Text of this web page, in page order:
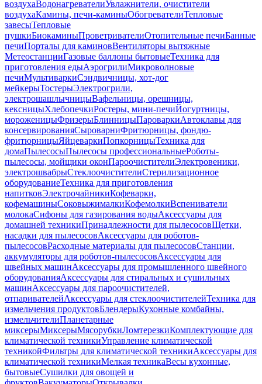
воздухаВодонагревателиУвлажнители, очистители
воздухаКамины, печи-каминыОбогревателиТепловые
завесыТепловые
пушкиБиокаминыПроветривателиОтопительные печиБанные
печиПорталы для каминовВентиляторы вытяжные
МетеостанцииГазовые баллоны бытовыеТехника для
приготовления едыАэрогрилиМикроволновые
печиМультиваркиСэндвичницы, хот-дог
мейкерыТостерыЭлектрогрили,
электрошашлычницыВафельницы, орешницы,
кексницыХлебопечкиРостеры, мини-печиЙогуртницы,
мороженицыФризерыБлинницыПароваркиАвтоклавы для
консервированияСыроварниФритюрницы, фондю-
фритюрницыЯйцеваркиПопкорницыТехника для
домаПылесосыПылесосы профессиональныеРоботы-
пылесосы, мойщики оконПароочистителиЭлектровеники,
электрошвабрыСтеклоочистителиСтерилизационное
оборудованиеТехника для приготовления
напитковЭлектрочайникиКофеварки,
кофемашиныСоковыжималкиКофемолкиВспениватели
молокаСифоны для газирования водыАксессуары для
домашней техникиПринадлежности для пылесосовЩетки,
насадки для пылесосовАксессуары для роботов-
пылесосовРасходные материалы для пылесосовСтанции,
аккумуляторы для роботов-пылесосовАксессуары для
швейных машинАксессуары для промышленного швейного
оборудованияАксессуары для стиральных и сушильных
машинАксессуары для пароочистителей,
отпаривателейАксессуары для стеклоочистителейТехника для
измельчения продуктовБлендерыКухонные комбайны,
измельчителиПланетарные
миксерыМиксерыМясорубкиЛомтерезкиКомплектующие для
климатической техникиУправление климатической
техникойФильтры для климатической техникиАксессуары для
климатической техникиМелкая техникаВесы кухонные,
бытовыеСушилки для овощей и